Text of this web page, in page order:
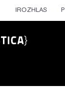
IROZHLAS